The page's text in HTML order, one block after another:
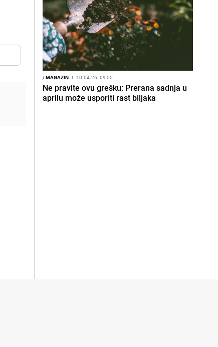
/MAGAZIN I 10.04.26. 09:55
Ne pravite ovu grešku: Prerana sadnja u
aprilu može usporiti rast biljaka